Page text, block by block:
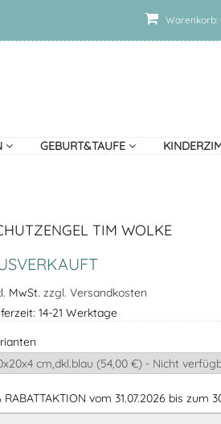
Warenkorb:
GEBURT&TAUFE
TIM WOLKE
MwSt. zzgl. Versandkosten
14-21 Werktage
RABATTAKTION vom 31.07.2026 bis zum